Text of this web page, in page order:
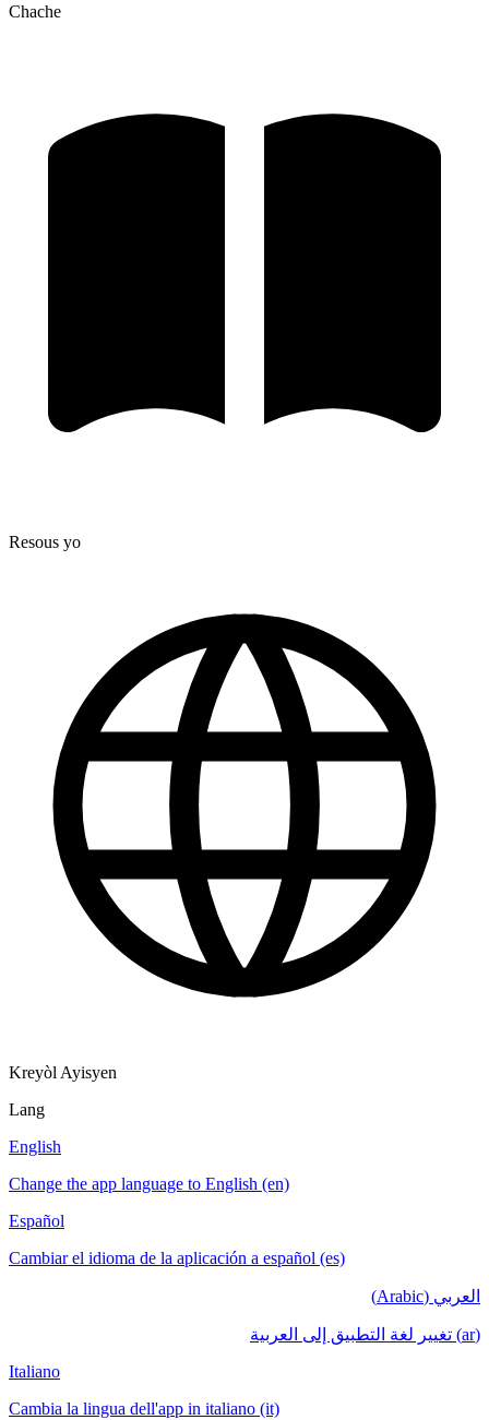
Chache
Resous yo
Kreyòl Ayisyen
Lang
English
Change the app language to English (en)
Español
Cambiar el idioma de la aplicación a español (es)
العربي (Arabic)
(ar) تغيير لغة التطبيق إلى العربية
Italiano
Cambia la lingua dell'app in italiano (it)